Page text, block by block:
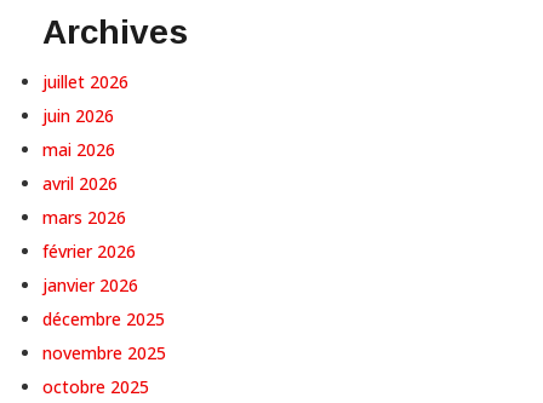
Archives
juillet 2026
juin 2026
mai 2026
avril 2026
mars 2026
février 2026
janvier 2026
décembre 2025
novembre 2025
octobre 2025